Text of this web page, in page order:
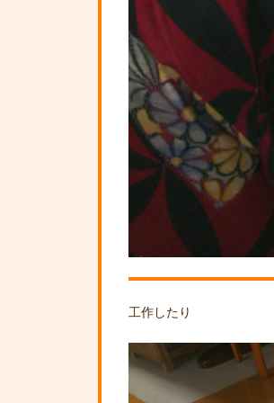
工作したり